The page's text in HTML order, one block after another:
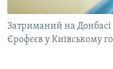
Затриманий на Донбасі
Єрофєєв у Київському